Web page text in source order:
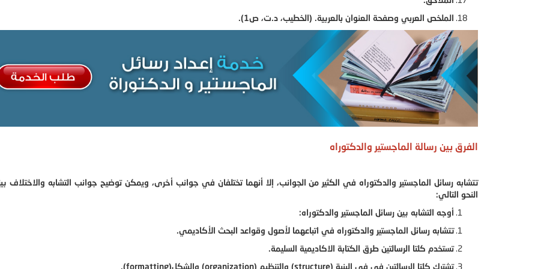
الملخص العربي وصفحة العنوان بالعربية. (الخطيب، د.ت، ص1).
الفرق بين رسالة الماجستير والدكتوراه
تتشابه رسائل الماجستير والدكتوراه في الكثير من الجوانب، إلا أنهما تختلفان في جوانب أخرى، ويمكن توضيح جوانب التشابه والاختلاف
النحو التالي:
أوجه التشابه بين رسائل الماجستير والدكتوراه:
تتشابه رسائل الماجستير والدكتوراه في اتباعهما لأصول وقواعد البحث الأكاديمي.
تستخدم كلتا الرسالتين طرق الكتابة الاكاديمية السليمة.
تشترك كلتا الرسالتين في في البنية (structure) والتنظيم (organization) والشكل(formatting).